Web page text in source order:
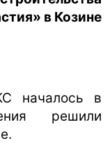
в Козине
началось в
решили